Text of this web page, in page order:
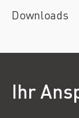
Downloads
Ihr